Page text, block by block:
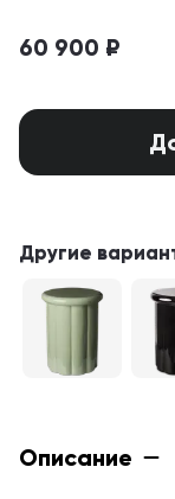
60 900 ₽
Другие
Описание